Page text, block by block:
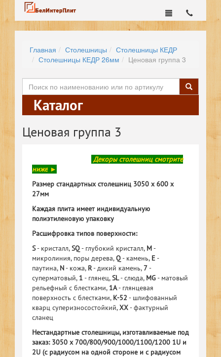
Главная Столешницы
Столешницы КЕДР
Столешницы КЕДР 26мм
Ценовая группа 3
Каталог
Ценовая группа 3
Декоры столешниц смотрите
ниже ►
Размер стандартных столешниц 3050 х 600 х
27мм
Каждая плита имеет индивидуальную
полиэтиленовую упаковку
Расшифровка типов поверхности:
S- кристалл,SQ- глубокий кристалл, M-
микролиния, поры дерева,Q- камень, Е-
паутина, N- кожа, R- дикий камень,7-
суперматовый, 1 - глянец,SL- слюда, MG- матовый
рельефный с блестками, 1A- глянцевая
поверхность с блестками, K-52 - шлифованный
кварц суперизносостойкий,XX- фактурный
сланец
Нестандартные столешницы, изготавливаемые под
заказ: 3050 х 700/800/900/1000/1100/1200 1U и
2U (с радиусом на одной стороне и с радиусом